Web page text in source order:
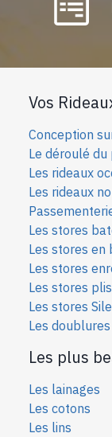
Vos
Conception
Le déroulé
Les rideaux
Les rideaux
Les stores
Les stores en
Les stores
Les stores
Les stores
Les
Les plus
Les lainages
Les cotons
Les lins